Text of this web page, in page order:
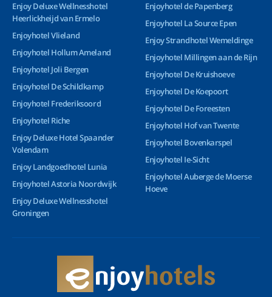
Enjoy Deluxe Wellnesshotel
Heerlickheijd van Ermelo
Enjoyhotel Vlieland
Enjoyhotel Hollum Ameland
Enjoyhotel Joli Bergen
Enjoyhotel De Schildkamp
Enjoyhotel Frederiksoord
Enjoyhotel Riche
Enjoy Deluxe Hotel Spaander
Volendam
Enjoy Landgoedhotel Lunia
Enjoyhotel Astoria Noordwijk
Enjoy Deluxe Wellnesshotel
Groningen
Enjoyhotel de Papenberg
Enjoyhotel La Source Epen
Enjoy Strandhotel Wemeldinge
Enjoyhotel Millingen aan de Rijn
Enjoyhotel De Kruishoeve
Enjoyhotel De Koepoort
Enjoyhotel De Foreesten
Enjoyhotel Hof van Twente
Enjoyhotel Bovenkarspel
Enjoyhotel Ie-Sicht
Enjoyhotel Auberge de Moerse
Hoeve